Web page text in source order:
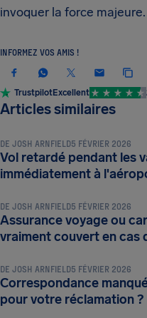
invoquer la force majeure.
INFORMEZ VOS AMIS !
TrustpilotExcellent
Articles similaires
CONSEILS ET ASTUCES DE VOYAGE
DE JOSH ARNFIELD5 FÉVRIER 2026
Vol retardé pendant les
immédiatement à
CONSEILS ET ASTUCES DE VOYAGE
DE JOSH ARNFIELD5 FÉVRIER 2026
Assurance voyage ou
vraiment couvert en cas
CONSEILS ET ASTUCES DE VOYAGE
DE JOSH ARNFIELD5 FÉVRIER 2026
Correspondance
pour votre réclamation ?